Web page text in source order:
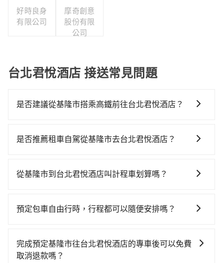
好時良身
有限公司
摩奇創意
股份有限
公司
台北君悅酒店 接送常見問題
是否建議從基隆市搭乘高鐵前往台北君悅酒店？
貴、費時、轉車麻煩！南港-台北雖然一天最多時有101
最靠近的南港高鐵站，叫一輛計程車花費約600元、車程
高鐵從南港站前往台北高鐵站，每人票價40元，再用15
區) 的目的地。全程加上轉車時間共1小時42分鐘，假設
5位同行，高鐵加轉乘之平均每人花費為400元。但如果
是否推薦租車自駕從基隆市去台北君悅酒店？
對的時間彈性，在北北基桃竹有提供甲地乙還的iRent應
里再額外加收$3.2，從基隆市（仁愛區）到台北君悅酒
能的罰單都需自付。再者，和運的iRent只提供最基本的
車型，如Toyota Yaris、Prius C、Vios這類乘坐體驗較
從基隆市到台北君悅酒店叫計程車划算嗎？
灣大車隊、Uber和Yoxi，如果在路邊攔不到車，也可考
間。雖然基隆市區到台北君悅酒店的跳表小黃可能較為
便宜，但仍有臨時攔不到車以及計程車司機不跳錶計費
預定包車自由行時，行程都可以隨便安排嗎？
沒有到達海拔1500公里以上的山區，行程都是可以依照
您的需求安排的。
完成預定基隆市往台北君悅酒店的專車後可以免費
取消退款嗎？